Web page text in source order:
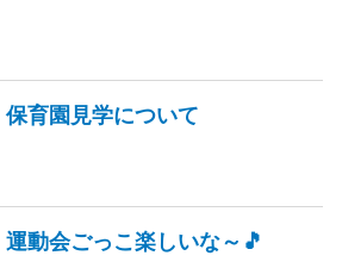
保育園見学について
運動会ごっこ楽しいな～🎵